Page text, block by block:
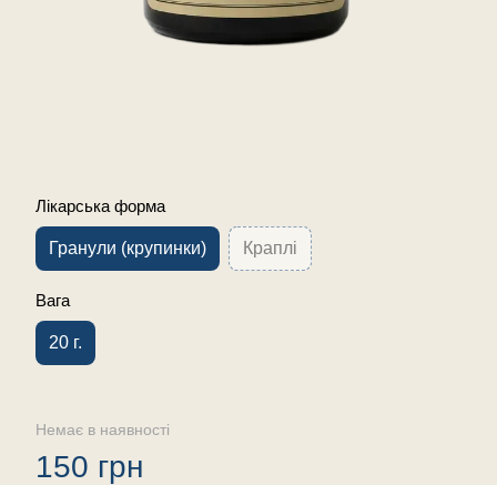
Лікарська форма
Гранули (крупинки) Краплі
Вага
20 г.
Немає в наявності
150 грн